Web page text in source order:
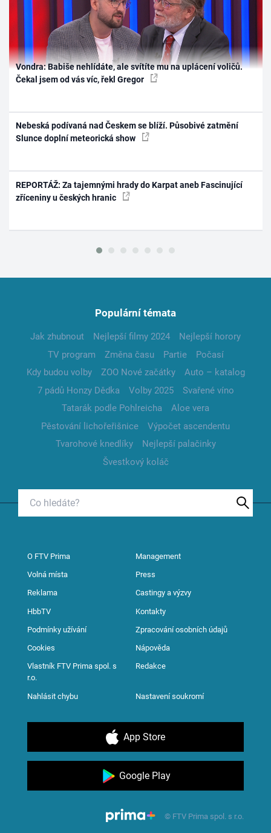
Vondra: Babiše nehlídáte, ale svítíte mu na uplácení voličů.
Čekal jsem od vás víc, řekl Gregor
Nebeská podívaná nad Českem se blíží. Působivé zatmění
Slunce doplní meteorická show
REPORTÁŽ: Za tajemnými hrady do Karpat aneb Fascinující
zříceniny u českých hranic
Populární témata
Jak zhubnout Nejlepší filmy 2024
Nejlepší horory
TV program
Změna času Partie
Počasí
Kdy budou volby
ZOO Nové začátky
Auto – katalog
7 pádů Honzy Dědka
Volby 2025
Svařené víno
Tatarák podle Pohlreicha
Aloe vera
Pěstování lichořeřišnice
Výpočet ascendentu
Tvarohové knedlíky
Nejlepší palačinky
Švestkový koláč
O FTV Prima Management
Volná místa Press
Reklama Castingy a výzvy
HbbTV Kontakty
Podmínky užívání Zpracování osobních údajů
Cookies Nápověda
Vlastník FTV Prima spol. s
r.o.
Redakce
Nahlásit chybu Nastavení soukromí
App Store
Google Play
© FTV Prima spol. s r.o.